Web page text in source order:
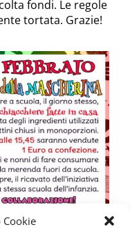
Cookie
fondi. Le regole
tortata. Grazie!